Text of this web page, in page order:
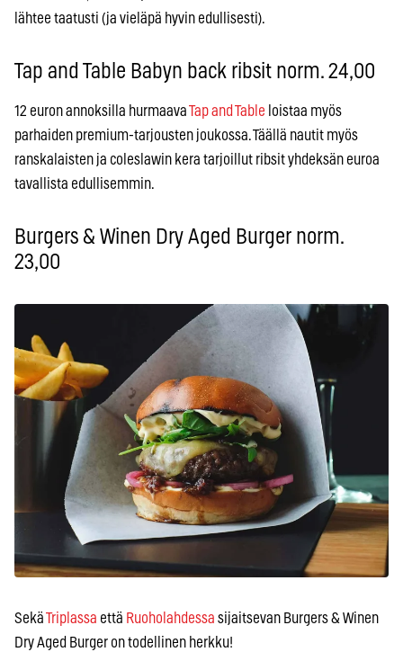
lähtee taatusti (ja vieläpä hyvin edullisesti).
Tap and Table Babyn back ribsit norm. 24,00
12 euron annoksilla hurmaavaTap and Table loistaa myös
parhaiden premium-tarjousten joukossa. Täällä nautit myös
ranskalaisten ja coleslawin kera tarjoillut ribsit yhdeksän euroa
tavallista edullisemmin.
Burgers & Winen Dry Aged Burger norm.
23,00
SekäTriplassa että Ruoholahdessa sijaitsevan Burgers & Winen
Dry Aged Burger on todellinen herkku!